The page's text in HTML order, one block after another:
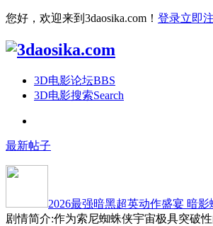
您好，欢迎来到3daosika.com！ 登录立即
3D电影论坛BBS
3D电影搜索Search
最新帖子
2026最强暗黑超英动作盛宴 暗影
剧情简介:作为索尼蜘蛛侠宇宙极具突破